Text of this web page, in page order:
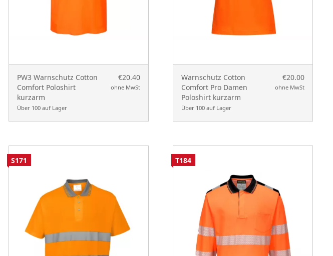
PW3 Warnschutz Cotton
Comfort Poloshirt
kurzarm
Über 100 auf Lager
€20.40
ohne MwSt
Warnschutz Cotton
Comfort Pro Damen
Poloshirt kurzarm
Über 100 auf Lager
€20.00
ohne MwSt
S171 T184